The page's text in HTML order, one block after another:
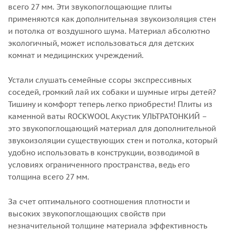
всего 27 мм. Эти звукопоглощающие плиты
применяются как дополнительная звукоизоляция стен
и потолка от воздушного шума. Материал абсолютно
экологичный, может использоваться для детских
комнат и медицинских учреждений.
Устали слушать семейные ссоры экспрессивных
соседей, громкий лай их собаки и шумные игры детей?
Тишину и комфорт теперь легко приобрести! Плиты из
каменной ваты ROCKWOOL Акустик УЛЬТРАТОНКИЙ –
это звукопоглощающий материал для дополнительной
звукоизоляции существующих стен и потолка, который
удобно использовать в конструкции, возводимой в
условиях ограниченного пространства, ведь его
толщина всего 27 мм.
За счет оптимального соотношения плотности и
высоких звукопоглощающих свойств при
незначительной толщине материала эффективность